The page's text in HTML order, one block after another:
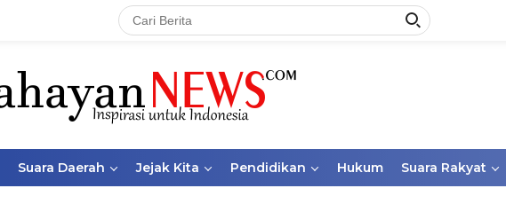
Suara Daerah Jejak Kita Pendidikan Hukum Suara Rakyat